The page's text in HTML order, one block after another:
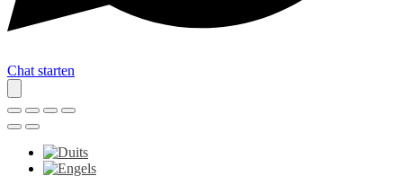
Chat starten